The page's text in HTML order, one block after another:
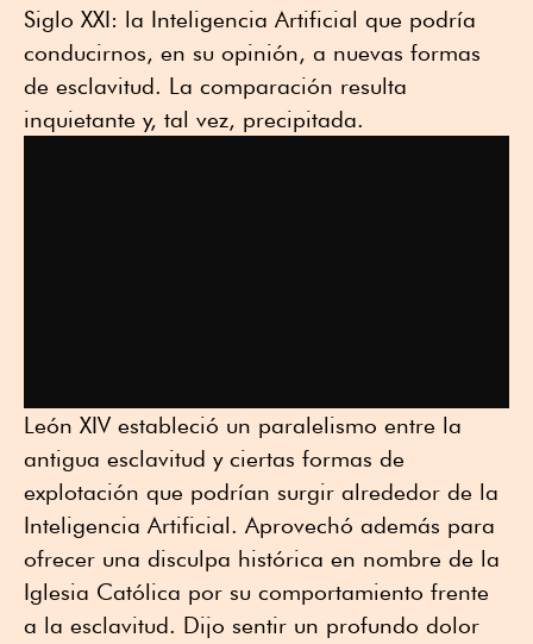
Siglo XXI: la Inteligencia Artificial que podría
conducirnos, en su opinión, a nuevas formas
de esclavitud. La comparación resulta
inquietante y, tal vez, precipitada.
León XIV estableció un paralelismo entre la
antigua esclavitud y ciertas formas de
explotación que podrían surgir alrededor de la
Inteligencia Artificial. Aprovechó además para
ofrecer una disculpa histórica en nombre de la
Iglesia Católica por su comportamiento frente
a la esclavitud. Dijo sentir un profundo dolor